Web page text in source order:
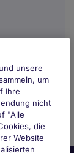
unsere
um
Ihre
nicht
"Alle
die
Website